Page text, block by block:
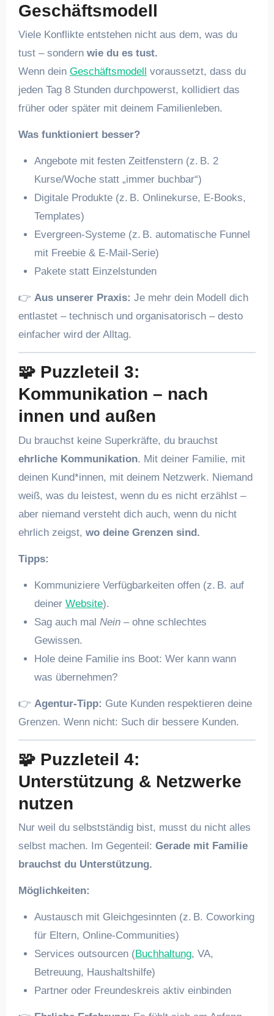
Geschäftsmodell
Viele Konflikte entstehen nicht aus dem, was du
tust – sondern wie du es tust.
Wenn dein Geschäftsmodell voraussetzt, dass du
jeden Tag 8 Stunden durchpowerst, kollidiert das
früher oder später mit deinem Familienleben.
Was funktioniert besser?
Angebote mit festen Zeitfenstern (z. B. 2
Kurse/Woche statt „immer buchbar“)
Digitale Produkte (z. B. Onlinekurse, E-Books,
Templates)
Evergreen-Systeme (z. B. automatische Funnel
mit Freebie & E-Mail-Serie)
Pakete statt Einzelstunden
👉 Aus unserer Praxis: Je mehr dein Modell dich
entlastet – technisch und organisatorisch – desto
einfacher wird der Alltag.
🧩 Puzzleteil 3:
Kommunikation – nach
innen und außen
Du brauchst keine Superkräfte, du brauchst
ehrliche Kommunikation. Mit deiner Familie, mit
deinen Kund*innen, mit deinem Netzwerk. Niemand
weiß, was du leistest, wenn du es nicht erzählst –
aber niemand versteht dich auch, wenn du nicht
ehrlich zeigst, wo deine Grenzen sind.
Tipps:
Kommuniziere Verfügbarkeiten offen (z. B. auf
deiner Website).
Sag auch mal Nein– ohne schlechtes
Gewissen.
Hole deine Familie ins Boot: Wer kann wann
was übernehmen?
👉 Agentur-Tipp: Gute Kunden respektieren deine
Grenzen. Wenn nicht: Such dir bessere Kunden.
🧩 Puzzleteil 4:
Unterstützung & Netzwerke
nutzen
Nur weil du selbstständig bist, musst du nicht alles
selbst machen. Im Gegenteil: Gerade mit Familie
brauchst du Unterstützung.
Möglichkeiten:
Austausch mit Gleichgesinnten (z. B. Coworking
für Eltern, Online-Communities)
Services outsourcen (Buchhaltung, VA,
Betreuung, Haushaltshilfe)
Partner oder Freundeskreis aktiv einbinden